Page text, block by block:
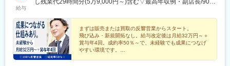
県)、前橋大島駅、藤代駅、羽犬塚駅、西新井大師西駅、信濃国分
糀谷駅、尻手駅、センター北駅、長沼駅(静岡県)、はなみずき通
駅、大須観音駅、本郷駅(愛知県)、追分駅(三重県)、妙国寺前駅、
南茨木駅(阪急線)、西富井駅、楽々園駅、知寄町駅、赤迫駅、深江
橋駅、蒲田駅、上前津駅、知寄町一丁目駅
て、働き方をご選択いただけます！★自動車通勤OK（一部除く）
古屋市緑区大高町丸の内36番1ネクステージ徳島店／徳島県徳島
市川内町大松106ネクステージ水戸南店／茨城県東茨城郡茨城町
長岡矢頭3530ネクステージ宮古島店／沖縄県宮古島市平良西里
1276
(名古屋市営)、矢場町駅、鼓ケ浦駅、牛山駅、三河鹿島駅、与野本
ル)、北久里浜駅、善行駅、鴨居駅、北岡崎駅、美合駅、新石切
駅、新ノ口駅、青砥駅、京急蒲田駅、豊明駅、久米田駅、岐南
駅、細畑駅、松井山手駅、伏見駅(京都府)、伊勢朝日駅、入谷駅
(神奈川県)、幸手駅、江南駅(愛知県)、香里園駅、吹上駅(埼玉
県)、萩原天神駅、小古曽駅、神領駅、高蔵寺駅、豊春駅、鴨宮
給与
し残業代29時間分(5万9,000円～)含む▽最高年収例・副店長/901
エリア内の【中域型】》■月給29万0,000円～※みなし残業代29時
間分(5万3,000円～)含む▽最高年収例・副店長/849万8,000円・チ
ーフ/772万8,000円・一般職/505万4,000円《転勤なしの【地域
型】》■月給27万0,000円～※みなし残業代29時間分(5万0,000円
～)含む▽最高年収例・副店長/816万2,000円・チーフ/737万8,000
まずは販売または買取の反響営業からスタート。
飛び込み・新規開拓なし。給与改定後は月給32万円～＋
賞与年4回。成約率50％～で、未経験でも成果につなげ
やすい環境です。